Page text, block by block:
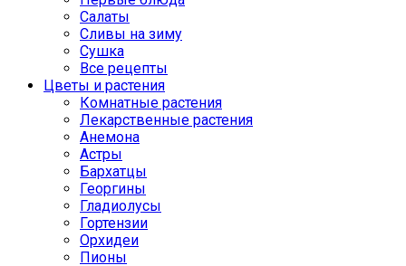
Салаты
Сливы на зиму
Сушка
Все рецепты
Цветы и растения
Комнатные растения
Лекарственные растения
Анемона
Астры
Бархатцы
Георгины
Гладиолусы
Гортензии
Орхидеи
Пионы